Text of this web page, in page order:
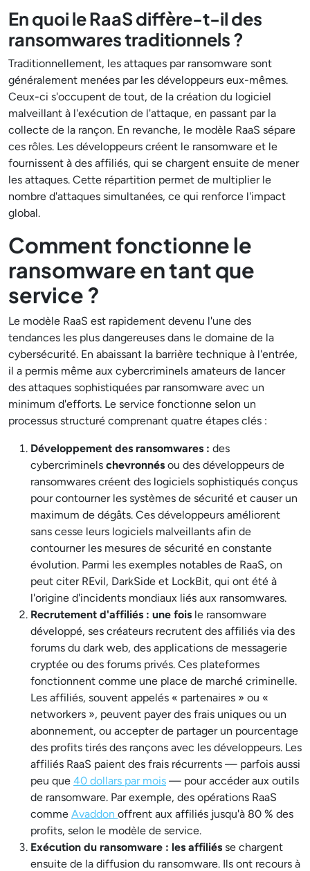
En quoi le RaaS diffère-t-il des
ransomwares traditionnels ?
Traditionnellement, les attaques par ransomware sont
généralement menées par les développeurs eux-mêmes.
Ceux-ci s'occupent de tout, de la création du logiciel
malveillant à l'exécution de l'attaque, en passant par la
collecte de la rançon. En revanche, le modèle RaaS sépare
ces rôles. Les développeurs créent le ransomware et le
fournissent à des affiliés, qui se chargent ensuite de mener
les attaques. Cette répartition permet de multiplier le
nombre d'attaques simultanées, ce qui renforce l'impact
global.
Comment fonctionne le
ransomware en tant que
service ?
Le modèle RaaS est rapidement devenu l'une des
tendances les plus dangereuses dans le domaine de la
cybersécurité. En abaissant la barrière technique à l'entrée,
il a permis même aux cybercriminels amateurs de lancer
des attaques sophistiquées par ransomware avec un
minimum d'efforts. Le service fonctionne selon un
processus structuré comprenant quatre étapes clés :
Développement des ransomwares : des
cybercriminels chevronnés ou des développeurs de
ransomwares créent des logiciels sophistiqués conçus
pour contourner les systèmes de sécurité et causer un
maximum de dégâts. Ces développeurs améliorent
sans cesse leurs logiciels malveillants afin de
contourner les mesures de sécurité en constante
évolution. Parmi les exemples notables de RaaS, on
peut citer REvil, DarkSide et LockBit, qui ont été à
l'origine d'incidents mondiaux liés aux ransomwares.
Recrutement d'affiliés : une fois le ransomware
développé, ses créateurs recrutent des affiliés via des
forums du dark web, des applications de messagerie
cryptée ou des forums privés. Ces plateformes
fonctionnent comme une place de marché criminelle.
Les affiliés, souvent appelés « partenaires » ou «
networkers », peuvent payer des frais uniques ou un
abonnement, ou accepter de partager un pourcentage
des profits tirés des rançons avec les développeurs. Les
affiliés RaaS paient des frais récurrents — parfois aussi
peu que 40 dollars par mois — pour accéder aux outils
de ransomware. Par exemple, des opérations RaaS
comme Avaddon offrent aux affiliés jusqu'à 80 % des
profits, selon le modèle de service.
Exécution du ransomware : les affiliés se chargent
ensuite de la diffusion du ransomware. Ils ont recours à